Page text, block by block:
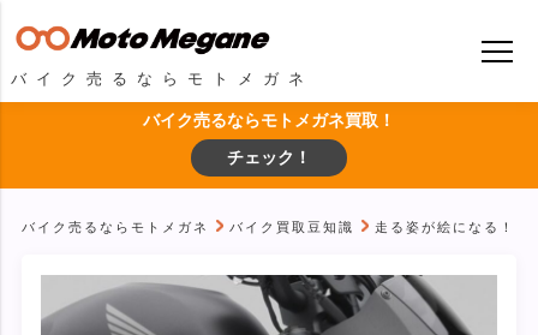
バイク売るならモトメガネ
バイク売るならモトメガネ買取！
チェック！
バイク売るならモトメガネ バイク買取豆知識 走る姿が絵になる！